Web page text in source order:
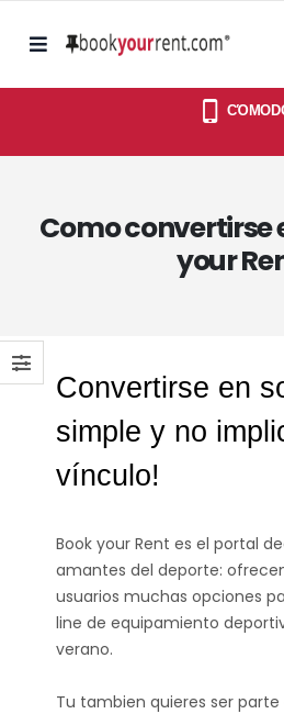
Como convertirse
your
Convertirse en
simple y no
vínculo!
Book your Rent es el portal
amantes del deporte:
usuarios muchas opciones
line de equipamiento
verano.
Tu tambien quieres ser